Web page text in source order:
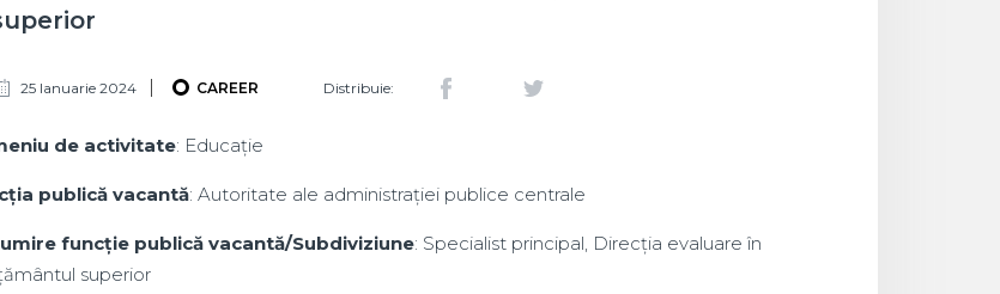
25 Ianuarie 2024 CAREER Distribuie: Facebook Twitter
de activitate: Educaţie
publică vacantă: Autoritate ale administraţiei publice centrale
funcţie publică vacantă/Subdiviziune: Specialist principal, Direcția evaluare în
superior